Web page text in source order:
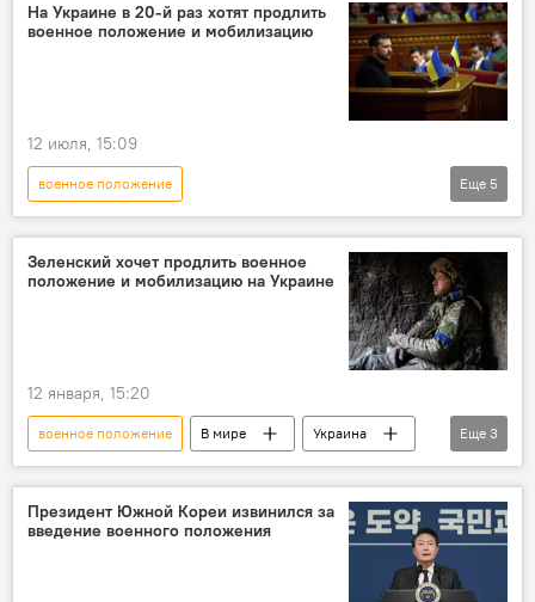
На Украине в 20-й раз хотят продлить
военное положение и мобилизацию
12 июля, 15:09
военное положение
Спецоперация России по защите Донбасса
Украина
Владимир Зеленский
мобилизация
Верховная рада
Еще 5
Зеленский хочет продлить военное
положение и мобилизацию на Украине
12 января, 15:20
военное положение В мире
Украина
Владимир Зеленский
мобилизация
продление
Еще 3
Президент Южной Кореи извинился за
введение военного положения